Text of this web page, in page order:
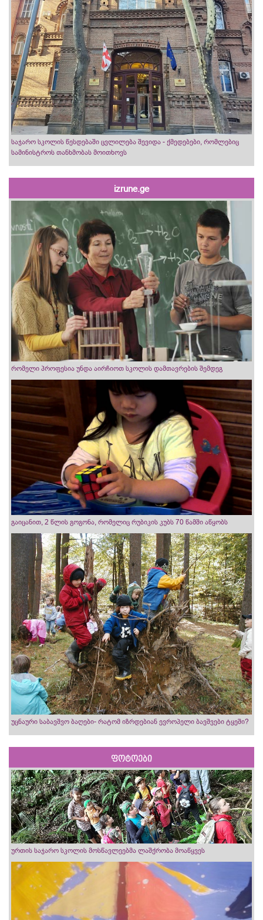
საჯარო სკოლის წესდებაში ცვლილება შევიდა - ქმედებები, რომლებიც
სამინისტროს თანხმობას მოითხოვს
izrune.ge
რომელი პროფესია უნდა აირჩიოთ სკოლის დამთავრების შემდეგ
გაიცანით, 2 წლის გოგონა, რომელიც რუბიკის კუბს 70 წამში აწყობს
უცნაური საბავშვო ბაღები- რატომ იზრდებიან ევროპელი ბავშვები ტყეში?
ფოტოები
ურთის საჯარო სკოლის მოსწავლეებმა ლაშქრობა მოაწყვეს